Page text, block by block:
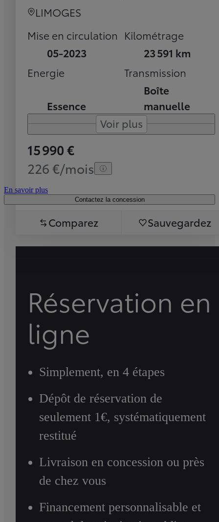
LIMOGES
Mise en circulation
05-2023
Kilométrage
23 591 km
Energie
Essence
Transmission
Boîte
manuelle
Voir plus
15 990 €
226 €/mois
En savoir plus
Contactez la concession
Comparez Sauvegardez
Réservation en
ligne
Simplement, en 4 étapes
Dépôt de réservation de
seulement 1€, systématiquement
restitué
Livraison en concession ou près
de chez vous
Financement personnalisable et